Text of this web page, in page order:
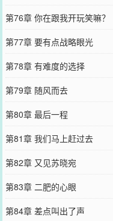
第76章 你在跟我开玩笑嘛？
第77章 要有点战略眼光
第78章 有难度的选择
第79章 随风而去
第80章 最后一程
第81章 我们马上赶过去
第82章 又见苏晓宛
第83章 二肥的心眼
第84章 差点叫出了声